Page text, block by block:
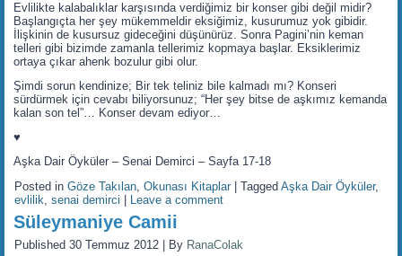
Evlilikte kalabalıklar karşısında verdiğimiz bir konser gibi değil midir?
Başlangıçta her şey mükemmeldir eksiğimiz, kusurumuz yok gibidir.
İlişkinin de kusursuz gideceğini düşünürüz. Sonra Pagini’nin keman
telleri gibi bizimde zamanla tellerimiz kopmaya başlar. Eksiklerimiz
ortaya çıkar ahenk bozulur gibi olur.
Şimdi sorun kendinize; Bir tek teliniz bile kalmadı mı? Konseri
sürdürmek için cevabı biliyorsunuz; “Her şey bitse de aşkımız kemanda
kalan son tel”… Konser devam ediyor…
♥
Aşka Dair Öyküler – Senai Demirci – Sayfa 17-18
Posted in Göze Takılan,Okunası Kitaplar |Tagged Aşka Dair Öyküler,
evlilik,senai demirci Leave a comment
Süleymaniye Camii
Published 30 Temmuz 2012 By RanaColak